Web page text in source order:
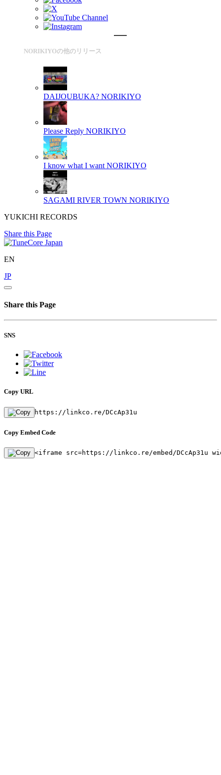
NORIKIYOの他のリリース
DAIJOUBUKA? NORIKIYO
Please Reply NORIKIYO
I know what I want NORIKIYO
SAGAMI RIVER TOWN NORIKIYO
YUKICHI RECORDS
Share this Page
EN
JP
Share this Page
SNS
Copy URL
https://linkco.re/DCcAp31u
Copy Embed Code
<iframe src=https://linkco.re/embed/DCcAp31u